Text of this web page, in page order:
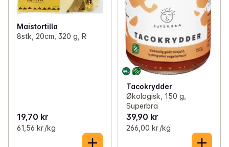
Maistortilla
8stk, 20cm, 320 g, R
19,70 kr
61,56 kr /kg
Tacokrydder
Økologisk, 150 g,
Superbra
39,90 kr
266,00 kr /kg